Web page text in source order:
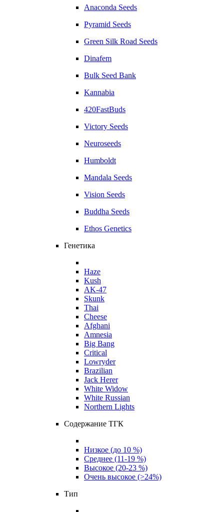
Anaconda Seeds
Pyramid Seeds
Green Silk Road Seeds
Dinafem
Bulk Seed Bank
Kannabia
420FastBuds
Victory Seeds
Neuroseeds
Humboldt
Mandala Seeds
Vision Seeds
Buddha Seeds
Ethos Genetics
Генетика
Haze
Kush
AK-47
Skunk
Thai
Cheese
Afghani
Amnesia
Big Bang
Critical
Lowryder
Brazilian
Jack Herer
White Widow
White Russian
Northern Lights
Содержание ТГК
Низкое (до 10 %)
Среднее (11-19 %)
Высокое (20-23 %)
Очень высокое (>24%)
Тип